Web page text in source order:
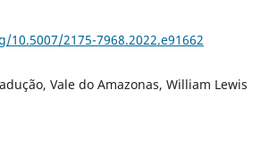
2175-7968.2022.e91662
Vale do Amazonas, William Lewis